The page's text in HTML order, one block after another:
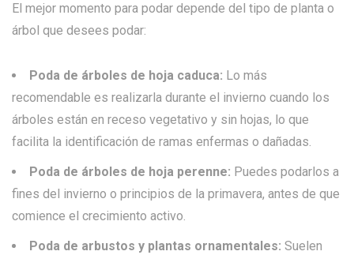
El mejor momento para podar depende del tipo de planta o
árbol que desees podar:
Poda de árboles de hoja caduca: Lo más
recomendable es realizarla durante el invierno cuando los
árboles están en receso vegetativo y sin hojas, lo que
facilita la identificación de ramas enfermas o dañadas.
Poda de árboles de hoja perenne: Puedes podarlos a
fines del invierno o principios de la primavera, antes de que
comience el crecimiento activo.
Poda de arbustos y plantas ornamentales: Suelen